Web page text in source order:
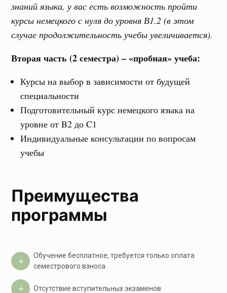
знаний языка, у вас есть возможность пройти
курсы немецкого с нуля до уровня В1.2 (в этом
случае продолжительность учебы увеличивается).
Вторая часть (2 семестра) – «пробная» учеба:
Курсы на выбор в зависимости от будущей
специальности
Подготовительный курс немецкого языка на
уровне от B2 до C1
Индивидуальные консультации по вопросам
учебы
Преимущества
программы
Обучение бесплатное, требуется только оплата
семестрового взноса
Отсутствие вступительных экзаменов